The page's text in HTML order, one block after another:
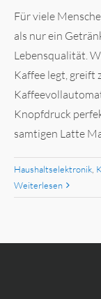
Für viele
als nur ein
Lebensqualität.
Kaffee legt, greift
Knopfdruck
samtigen Latte
Haushaltselektronik
Weiterlesen